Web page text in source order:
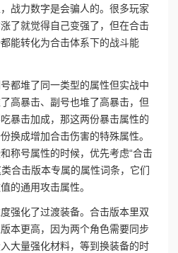
战力数字是会骗人的。很多玩家
了就觉得自己变强了，但在合击
能转化为合击体系下的战斗能
都堆了同一类型的属性但实战中
高暴击、副号也堆了高暴击，但
暴击加成，那这两份暴击属性的
换成增加合击伤害的特殊属性。
称号属性的时候，优先考虑“合击
合击版本专属的属性词条，它们
的通用攻击属性。
强化了过渡装备。合击版本里双
本更高，因为两个角色需要同步
大量强化材料，等到换装备的时